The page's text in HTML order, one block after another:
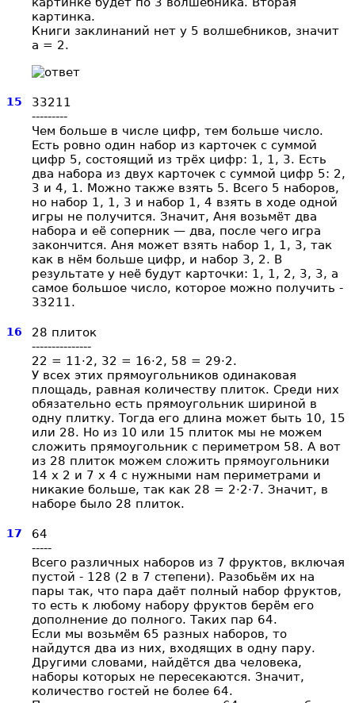
картинка.
Книги заклинаний нет у 5 волшебников, значит
a = 2.
15
33211
---------
Чем больше в числе цифр, тем больше число.
Есть ровно один набор из карточек с суммой
цифр 5, состоящий из трёх цифр: 1, 1, 3. Есть
два набора из двух карточек с суммой цифр 5: 2,
3 и 4, 1. Можно также взять 5. Всего 5 наборов,
но набор 1, 1, 3 и набор 1, 4 взять в ходе одной
игры не получится. Значит, Аня возьмёт два
набора и её соперник — два, после чего игра
закончится. Аня может взять набор 1, 1, 3, так
как в нём больше цифр, и набор 3, 2. В
результате у неё будут карточки: 1, 1, 2, 3, 3, а
самое большое число, которое можно получить -
33211.
16
28 плиток
---------------
22 = 11·2, 32 = 16·2, 58 = 29·2.
У всех этих прямоугольников одинаковая
площадь, равная количеству плиток. Среди них
обязательно есть прямоугольник шириной в
одну плитку. Тогда его длина может быть 10, 15
или 28. Но из 10 или 15 плиток мы не можем
сложить прямоугольник с периметром 58. А вот
из 28 плиток можем сложить прямоугольники
14 х 2 и 7 х 4 с нужными нам периметрами и
никакие больше, так как 28 = 2·2·7. Значит, в
наборе было 28 плиток.
17
64
-----
Всего различных наборов из 7 фруктов, включая
пустой - 128 (2 в 7 степени). Разобьём их на
пары так, что пара даёт полный набор фруктов,
то есть к любому набору фруктов берём его
дополнение до полного. Таких пар 64.
Если мы возьмём 65 разных наборов, то
найдутся два из них, входящих в одну пару.
Другими словами, найдётся два человека,
наборы которых не пересекаются. Значит,
количество гостей не более 64.